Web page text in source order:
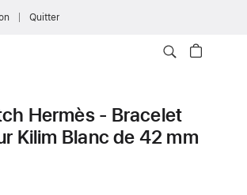
Quitter
Hermès - Bracelet
Kilim Blanc de 42 mm